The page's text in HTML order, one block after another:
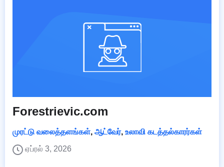
Forestrievic.com
முரட்டு வலைத்தளங்கள், ஆட்வேர், உலாவி கடத்தல்காரர்கள்
ஏப்ரல் 3, 2026